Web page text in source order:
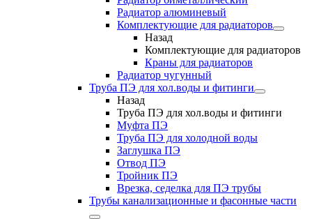
Радиатор алюминевый
Комплектующие для радиаторов
Назад
Комплектующие для радиаторов
Краны для радиаторов
Радиатор чугунный
Труба ПЭ для хол.воды и фитинги
Назад
Труба ПЭ для хол.воды и фитинги
Муфта ПЭ
Труба ПЭ для холодной воды
Заглушка ПЭ
Отвод ПЭ
Тройник ПЭ
Врезка, седелка для ПЭ трубы
Трубы канализационные и фасонные части